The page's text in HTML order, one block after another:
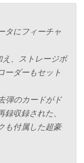
タにフィーチャ
、ストレージボ
ーダーもセット
弾のカードがド
収録された、
も付属した超豪